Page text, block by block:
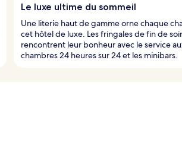
Le luxe ultime du sommeil
Une literie haut de gamme orne chaque
cet hôtel de luxe. Les fringales de fin de
rencontrent leur bonheur avec le service
chambres 24 heures sur 24 et les minibars.